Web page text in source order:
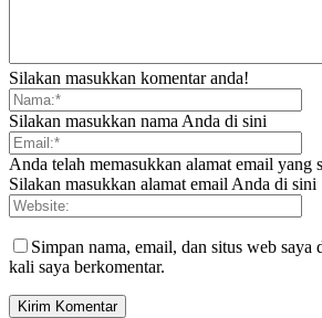
Silakan masukkan komentar anda!
Silakan masukkan nama Anda di sini
Anda telah memasukkan alamat email yang
Silakan masukkan alamat email Anda di sini
Simpan nama, email, dan situs web
kali saya berkomentar.